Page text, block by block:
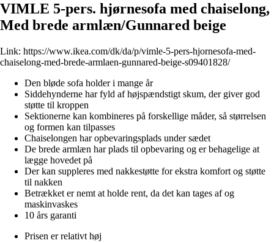
VIMLE 5-pers. hjørnesofa med chaiselong,
Med brede armlæn/Gunnared beige
Link: https://www.ikea.com/dk/da/p/vimle-5-pers-hjornesofa-med-
chaiselong-med-brede-armlaen-gunnared-beige-s09401828/
Den bløde sofa holder i mange år
Siddehynderne har fyld af højspændstigt skum, der giver god
støtte til kroppen
Sektionerne kan kombineres på forskellige måder, så størrelsen
og formen kan tilpasses
Chaiselongen har opbevaringsplads under sædet
De brede armlæn har plads til opbevaring og er behagelige at
lægge hovedet på
Der kan suppleres med nakkestøtte for ekstra komfort og støtte
til nakken
Betrækket er nemt at holde rent, da det kan tages af og
maskinvaskes
10 års garanti
Prisen er relativt høj